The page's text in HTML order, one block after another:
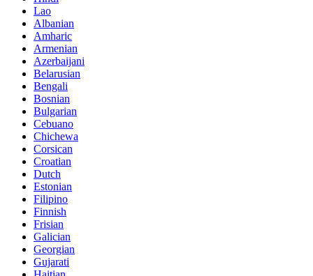
Lao
Albanian
Amharic
Armenian
Azerbaijani
Belarusian
Bengali
Bosnian
Bulgarian
Cebuano
Chichewa
Corsican
Croatian
Dutch
Estonian
Filipino
Finnish
Frisian
Galician
Georgian
Gujarati